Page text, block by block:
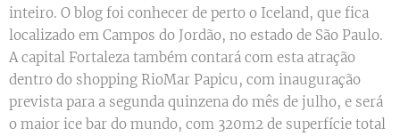
inteiro. O blog foi conhecer de perto o Iceland, que fica
localizado em Campos do Jordão, no estado de São Paulo.
A capital Fortaleza também contará com esta atração
dentro do shopping RioMar Papicu, com inauguração
prevista para a segunda quinzena do mês de julho, e será
o maior ice bar do mundo, com 320m2 de superfície total